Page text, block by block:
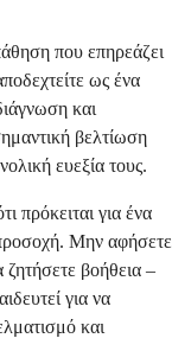
που επηρεάζει
ως ένα
και
βελτίωση
ευεξία τους.
πρόκειται για ένα
Μην αφήσετε
βοήθεια –
για να
και